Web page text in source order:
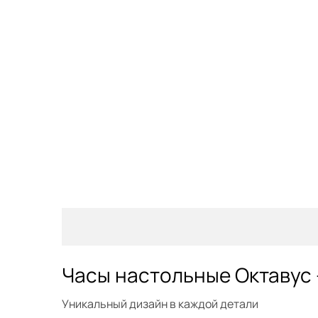
Часы настольные
Уникальный дизайн в каждой детали